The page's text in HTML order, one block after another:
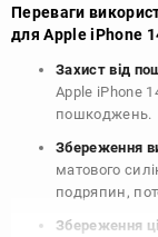
Переваги
для Apple iPhone
Захист від
Apple iPhone
пошкоджень.
Збереження
матового
подряпин,
Збереження